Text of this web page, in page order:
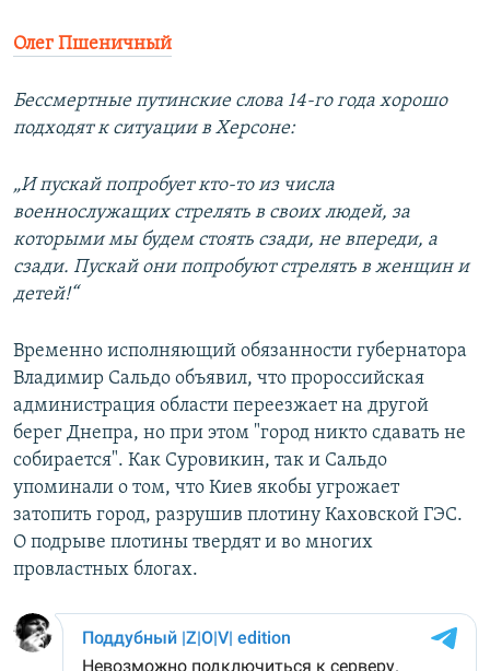
Олег Пшеничный
Бессмертные путинские слова 14-го года хорошо
подходят к ситуации в Херсоне:
„И пускай попробует кто-то из числа
военнослужащих стрелять в своих людей, за
которыми мы будем стоять сзади, не впереди, а
сзади. Пускай они попробуют стрелять в женщин и
детей!“
Временно исполняющий обязанности губернатора
Владимир Сальдо объявил, что пророссийская
администрация области переезжает на другой
берег Днепра, но при этом "город никто сдавать не
собирается". Как Суровикин, так и Сальдо
упоминали о том, что Киев якобы угрожает
затопить город, разрушив плотину Каховской ГЭС.
О подрыве плотины твердят и во многих
провластных блогах.